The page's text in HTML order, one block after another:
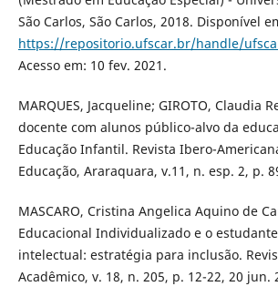
São Carlos, São Carlos, 2018. Disponível
https://repositorio.ufscar.br/handle/
Acesso em: 10 fev. 2021.
MARQUES, Jacqueline; GIROTO, Claudia
docente com alunos público-alvo da
Educação Infantil. Revista Ibero-
Educação, Araraquara, v.11, n. esp. 2, p.
MASCARO, Cristina Angelica Aquino de
Educacional Individualizado e o
intelectual: estratégia para inclusão.
Acadêmico, v. 18, n. 205, p. 12-22, 20 jun.